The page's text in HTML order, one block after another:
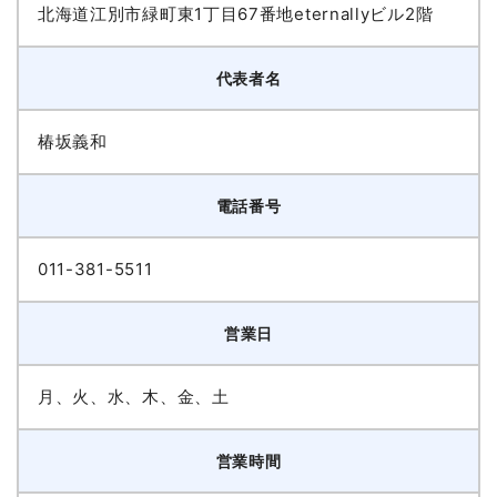
北海道江別市緑町東1丁目67番地eternallyビル2階
代表者名
椿坂義和
電話番号
011-381-5511
営業日
月、火、水、木、金、土
営業時間